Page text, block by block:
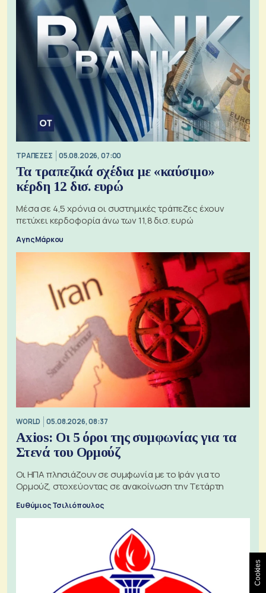
ΤΡΑΠΕΖΕΣ 05.08.2026, 07:00
Τα τραπεζικά σχέδια με «καύσιμο»
κέρδη 12 δισ. ευρώ
Μέσα σε 4,5 χρόνια οι συστημικές τράπεζες έχουν
πετύχει κερδοφορία άνω των 11,8 δισ. ευρώ
Αγης Μάρκου
WORLD 05.08.2026, 08:37
Axios: Οι 5 όροι της συμφωνίας για τα
Στενά του Ορμούζ
Οι ΗΠΑ πλησιάζουν σε συμφωνία με το Ιράν για το
Ορμούζ, στοχεύοντας σε ανακοίνωση την Τετάρτη
Ευθύμιος Τσιλιόπουλος
Cookies